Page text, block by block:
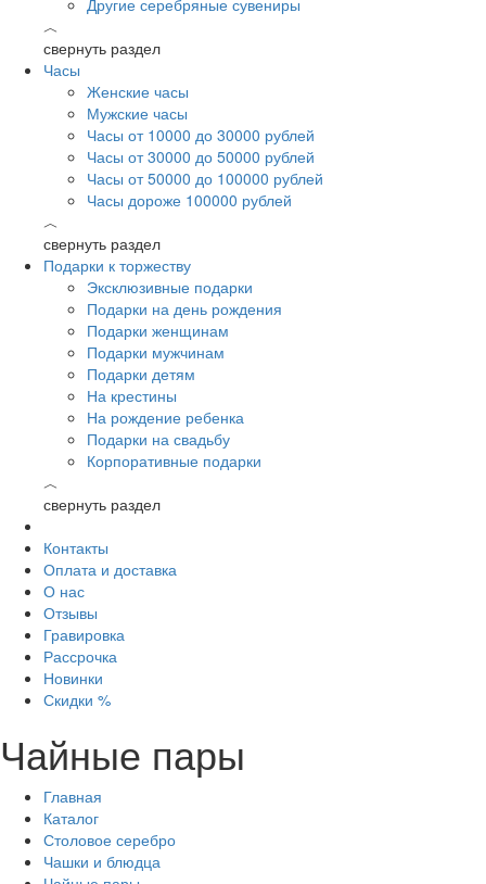
Другие серебряные сувениры
︿
свернуть раздел
Часы
Женские часы
Мужские часы
Часы от 10000 до 30000 рублей
Часы от 30000 до 50000 рублей
Часы от 50000 до 100000 рублей
Часы дороже 100000 рублей
︿
свернуть раздел
Подарки к торжеству
Эксклюзивные подарки
Подарки на день рождения
Подарки женщинам
Подарки мужчинам
Подарки детям
На крестины
На рождение ребенка
Подарки на свадьбу
Корпоративные подарки
︿
свернуть раздел
Контакты
Оплата и доставка
О нас
Отзывы
Гравировка
Рассрочка
Новинки
Скидки %
Чайные пары
Главная
Каталог
Столовое серебро
Чашки и блюдца